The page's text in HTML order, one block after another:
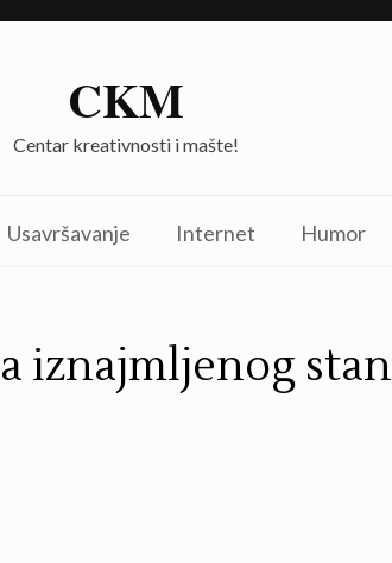
CKM
Centar kreativnosti i mašte!
Usavršavanje Internet Humor
iznajmljenog